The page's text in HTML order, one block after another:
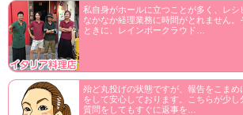
私自身がホールに立つことが多く、レシ
なかなか経理業務に時間がとれません
ときに、レインボークラウド…
殆ど丸投げの状態ですが、報告をこまめ
をして安心しております。こちらが少
質問をしてもすぐに返事を…